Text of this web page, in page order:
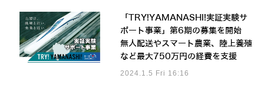
「TRY!YAMANASHI!実証実験サ
ポート事業」第6期の募集を開始
無人配送やスマート農業、陸上養殖
など最大750万円の経費を支援
2024.1.5 Fri 16:16